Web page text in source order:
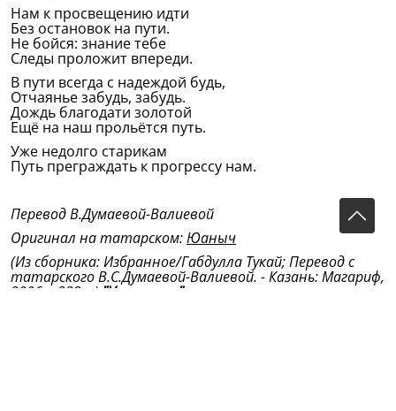
Нам к просвещению идти
Без остановок на пути.
Не бойся: знание тебе
Следы проложит впереди.
В пути всегда с надеждой будь,
Отчаянье забудь, забудь.
Дождь благодати золотой
Ещё на наш прольётся путь.
Уже недолго старикам
Путь преграждать к прогрессу нам.
Перевод В.Думаевой-Валиевой
Оригинал на татарском:Юаныч
(Из сборника: Избранное/Габдулла Тукай; Перевод с
татарского В.С.Думаевой-Валиевой. - Казань: Магариф,
2006. - 239 с.) "Утешение"– напечатано в газете